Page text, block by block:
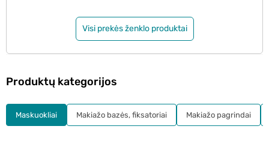
Visi prekės ženklo produktai
Produktų kategorijos
Maskuokliai Makiažo bazės, fiksatoriai Makiažo pagrindai